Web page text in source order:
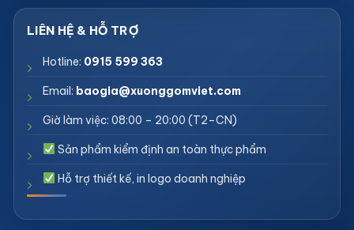
Hotline: 0915 599 363
Email: baogia@xuonggomviet.com
Giờ làm việc: 08:00 – 20:00 (T2–CN)
Sản phẩm kiểm định an toàn thực phẩm
Hỗ trợ thiết kế, in logo doanh nghiệp